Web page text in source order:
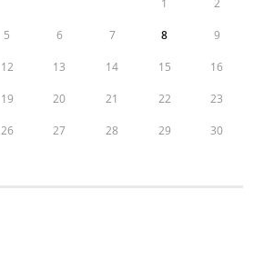
1 2
5 6 7 8 9
12 13 14 15 16
19 20 21 22 23
26 27 28 29 30